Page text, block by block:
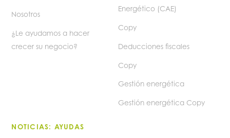
Nosotros
¿Le ayudamos a hacer
crecer su negocio?
Energético (CAE)
Copy
Deducciones fiscales
Copy
Gestión energética
Gestión energética Copy
NOTICIAS: AYUDAS